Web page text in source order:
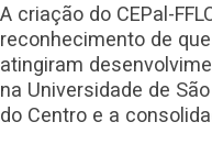
A criação do CEPal-
reconhecimento de
atingiram
na Universidade de
do Centro e a